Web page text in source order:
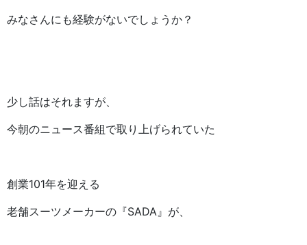
みなさんにも経験がないでしょうか？
少し話はそれますが、
今朝のニュース番組で取り上げられていた
創業101年を迎える
老舗スーツメーカーの『SADA』が、